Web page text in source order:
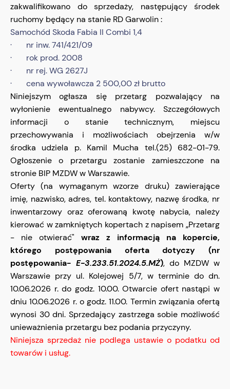
zakwalifikowano do sprzedaży, następujący środek
ruchomy będący na stanie RD Garwolin :
Samochód Skoda Fabia II Combi 1,4
· nr inw. 741/421/09
· rok prod. 2008
· nr rej. WG 2627J
· cena wywoławcza 2 500,00 zł brutto
Niniejszym ogłasza się przetarg pozwalający na
wyłonienie ewentualnego nabywcy. Szczegółowych
informacji o stanie technicznym, miejscu
przechowywania i możliwościach obejrzenia w/w
środka udziela p. Kamil Mucha tel.(25) 682-01-79.
Ogłoszenie o przetargu zostanie zamieszczone na
stronie BIP MZDW w Warszawie.
Oferty (na wymaganym wzorze druku) zawierające
imię, nazwisko, adres, tel. kontaktowy, nazwę środka, nr
inwentarzowy oraz oferowaną kwotę nabycia, należy
kierować w zamkniętych kopertach z napisem „Przetarg
- nie otwierać" wraz z informacją na kopercie,
którego postępowania oferta dotyczy (nr
postępowania- E-3.233.51.2024.5.MŻ), do MZDW w
Warszawie przy ul. Kolejowej 5/7, w terminie do dn.
10.06.2026 r. do godz. 10.00. Otwarcie ofert nastąpi w
dniu 10.06.2026 r. o godz. 11.00. Termin związania ofertą
wynosi 30 dni. Sprzedający zastrzega sobie możliwość
unieważnienia przetargu bez podania przyczyny.
Niniejsza sprzedaż nie podlega ustawie o podatku od
towarów i usług.